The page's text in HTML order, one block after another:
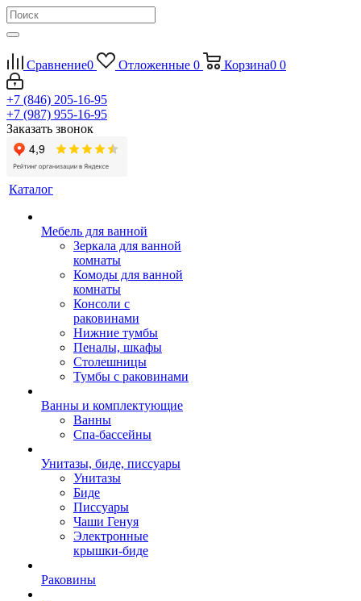
Сравнение0 Отложенные 0 Корзина0 0
+7 (846) 205-16-95
+7 (987) 955-16-95
Заказать звонок
Каталог
Мебель для ванной
Зеркала для ванной
комнаты
Комоды для ванной
комнаты
Консоли с
раковинами
Нижние тумбы
Пеналы, шкафы
Столешницы
Тумбы с раковинами
Ванны и комплектующие
Ванны
Спа-бассейны
Унитазы, биде, писсуары
Унитазы
Биде
Писсуары
Чаши Генуя
Электронные
крышки-биде
Раковины